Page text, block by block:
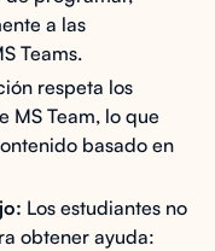
a las
Teams.
respeta los
MS Team, lo que
basado en
Los estudiantes no
obtener ayuda: